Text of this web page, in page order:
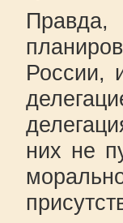
России,
них не